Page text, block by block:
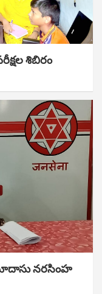
శిబిరం
నరసింహ